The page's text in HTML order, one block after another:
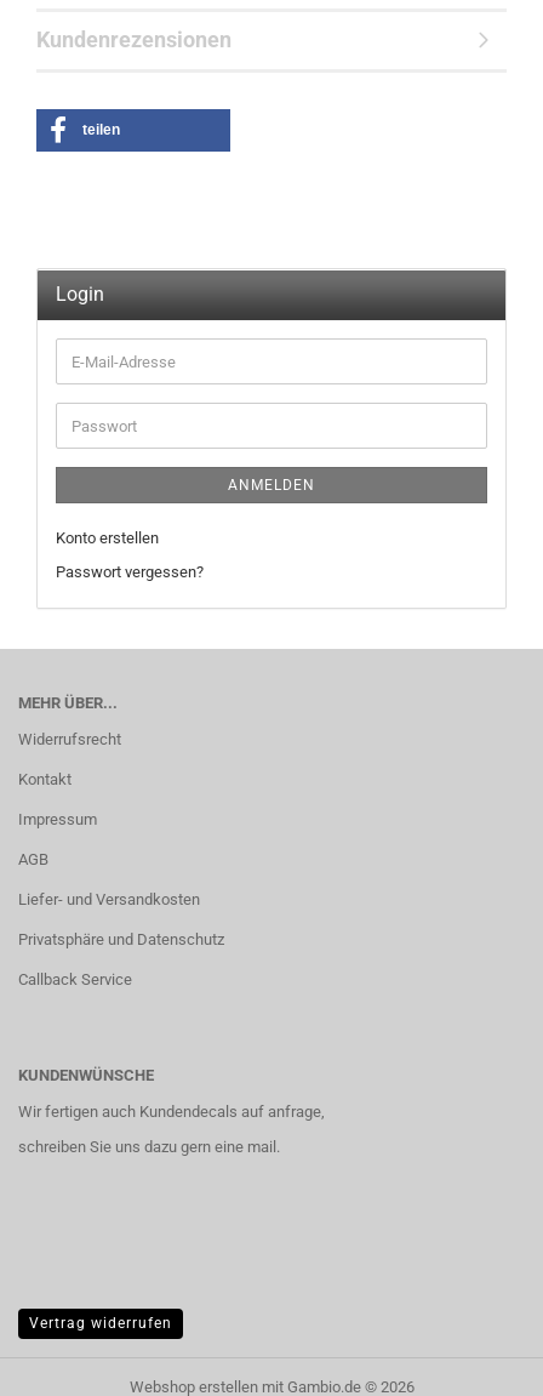
Kundenrezensionen
teilen
Login
E-
Mail-
Adresse
Passwort
ANMELDEN
Konto erstellen
Passwort vergessen?
MEHR ÜBER...
Widerrufsrecht
Kontakt
Impressum
AGB
Liefer- und Versandkosten
Privatsphäre und Datenschutz
Callback Service
KUNDENWÜNSCHE
Wir fertigen auch Kundendecals auf anfrage,
schreiben Sie uns dazu gern eine mail.
Vertrag widerrufen
Webshop erstellenmit Gambio.de © 2026